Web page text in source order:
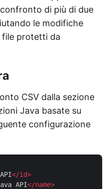
di più di due
le modifiche
protetti da
CSV dalla sezione
Java basate su
configurazione
</id>
API</name>